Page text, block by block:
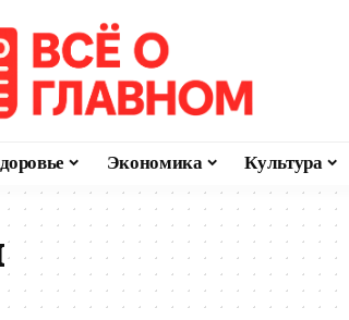
Экономика Культура